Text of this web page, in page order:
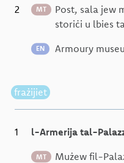
2 MT
Post, sala jew
storiċi u lbies
EN Armoury
frażijiet
1 l-Armerija tal-
MT Mużew fil-